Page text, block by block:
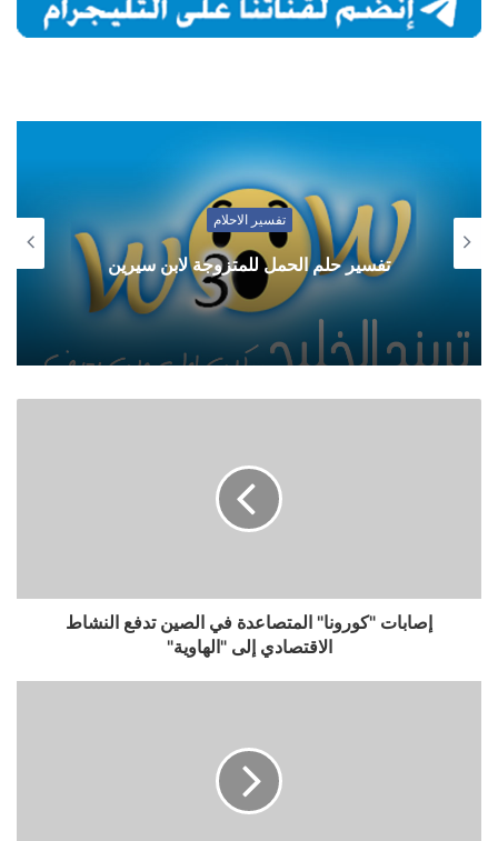
تفسير الاحلام
تفسير حلم الحمل للمتزوجة لابن سيرين
إصابات "كورونا" المتصاعدة في الصين تدفع النشاط
الاقتصادي إلى "الهاوية"